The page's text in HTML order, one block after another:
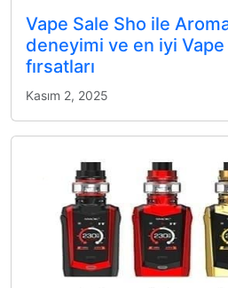
Vape Sale Sho ile
deneyimi ve en iyi Vape
fırsatları
Kasım 2, 2025